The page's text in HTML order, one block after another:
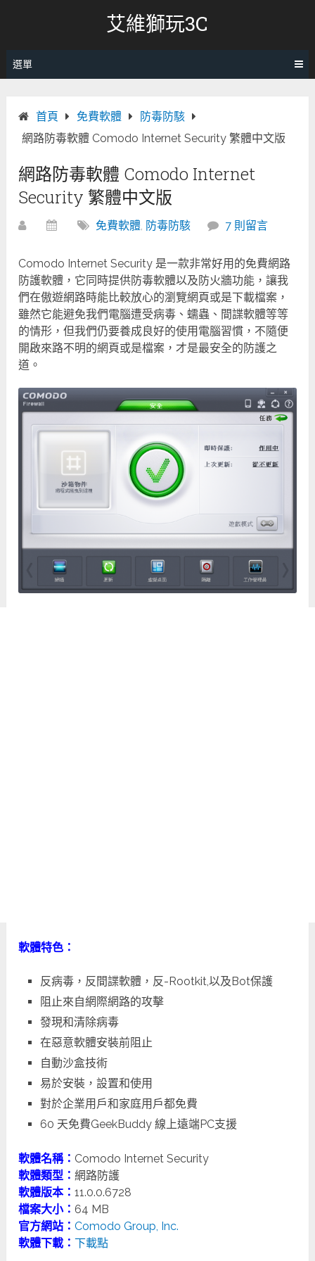
艾維獅玩3C
選單
首頁 免費軟體
防毒防駭
網路防毒軟體 Comodo Internet Security 繁體中文版
網路防毒軟體 Comodo Internet
Security 繁體中文版
免費軟體, 防毒防駭 7 則留言
Comodo Internet Security 是一款非常好用的免費網路
防護軟體，它同時提供防毒軟體以及防火牆功能，讓我
們在傲遊網路時能比較放心的瀏覽網頁或是下載檔案，
雖然它能避免我們電腦遭受病毒、蠕蟲、間諜軟體等等
的情形，但我們仍要養成良好的使用電腦習慣，不隨便
開啟來路不明的網頁或是檔案，才是最安全的防護之
道。
軟體特色：
反病毒，反間諜軟體，反-Rootkit,以及Bot保護
阻止來自網際網路的攻擊
發現和清除病毒
在惡意軟體安裝前阻止
自動沙盒技術
易於安裝，設置和使用
對於企業用戶和家庭用戶都免費
60 天免費GeekBuddy 線上遠端PC支援
軟體名稱： Comodo Internet Security
軟體類型：網路防護
軟體版本：11.0.0.6728
檔案大小： 64 MB
官方網站：Comodo Group, Inc.
軟體下載：下載點